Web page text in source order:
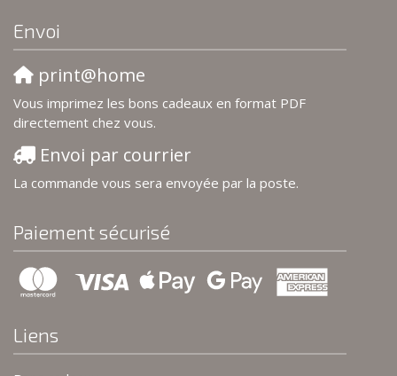
Envoi
print@home
Vous imprimez les bons cadeaux en format PDF
directement chez vous.
Envoi par courrier
La commande vous sera envoyée par la poste.
Paiement sécurisé
Liens